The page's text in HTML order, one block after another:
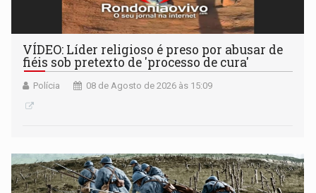
VÍDEO: Líder religioso é preso por abusar de
fiéis sob pretexto de 'processo de cura'
Polícia 08 de Agosto de 2026 às 15:09